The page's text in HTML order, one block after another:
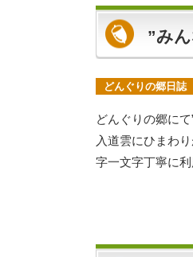
”み
どんぐりの郷日誌
どんぐりの郷に
入道雲にひまわ
字一文字丁寧に